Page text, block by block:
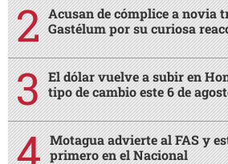
Acusan de cómplice a novia
Gastélum por su curiosa
El dólar vuelve a subir en
tipo de cambio este 6 de
Motagua advierte al FAS y
primero en el Nacional